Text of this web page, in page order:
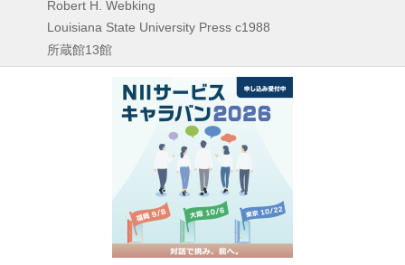
Robert H. Webking
Louisiana State University Press c1988
所蔵館13館